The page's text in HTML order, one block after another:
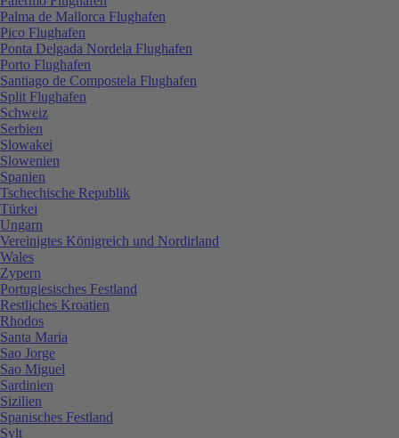
Palma de Mallorca Flughafen
Pico Flughafen
Ponta Delgada Nordela Flughafen
Porto Flughafen
Santiago de Compostela Flughafen
Split Flughafen
Schweiz
Serbien
Slowakei
Slowenien
Spanien
Tschechische Republik
Türkei
Ungarn
Vereinigtes Königreich und Nordirland
Wales
Zypern
Portugiesisches Festland
Restliches Kroatien
Rhodos
Santa Maria
Sao Jorge
Sao Miguel
Sardinien
Sizilien
Spanisches Festland
Sylt